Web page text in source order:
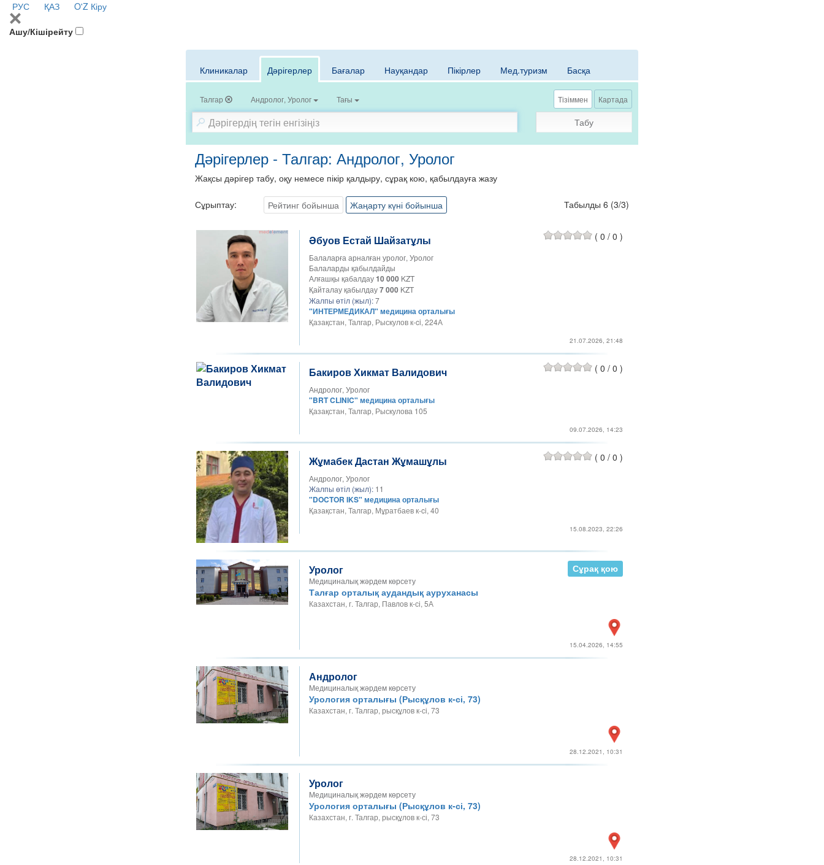
РУС ҚАЗ O'Z Кіру
Ашу/Кішірейту
Клиникалар Дәрігерлер Бағалар Науқандар Пікірлер Мед.туризм Басқа
Талгар Андролог, Уролог Тағы Тізіммен Картада
Табу
Дәрігерлер - Талгар: Андролог, Уролог
Жақсы дәрігер табу, оқу немесе пікір қалдыру, сұрақ кою, қабылдауға жазу
Сұрыптау: Рейтинг бойынша Жаңарту күні бойынша Табылды 6 (3/3)
Әбуов Естай Шайзатұлы
Балаларға арналған уролог, Уролог
Балаларды қабылдайды
Алғашқы қабалдау10 000KZT
Қайталау қабылдау7 000KZT
Жалпы өтіл (жыл):7
"ИНТЕРМЕДИКАЛ" медицина орталығы
Қазақстан, Талгар, Рыскулов к-ci, 224А
( 0 / 0 )
21.07.2026, 21:48
Бакиров Хикмат Валидович
Андролог, Уролог
"BRT CLINIC" медицина орталығы
Қазақстан, Талгар, Рыскулова 105
( 0 / 0 )
09.07.2026, 14:23
Жұмабек Дастан Жұмашұлы
Андролог, Уролог
Жалпы өтіл (жыл):11
"DOCTOR IKS" медицина орталығы
Қазақстан, Талгар, Мұратбаев к-ci, 40
( 0 / 0 )
15.08.2023, 22:26
Уролог
Медициналық жәрдем көрсету
Талғар орталық аудандық ауруханасы
Казахстан, г. Талгар, Павлов к-сі, 5А
Сұрақ қою
15.04.2026, 14:55
Андролог
Медициналық жәрдем көрсету
Урология орталығы (Рысқұлов к-сі, 73)
Казахстан, г. Талгар, рысқұлов к-сі, 73
28.12.2021, 10:31
Уролог
Медициналық жәрдем көрсету
Урология орталығы (Рысқұлов к-сі, 73)
Казахстан, г. Талгар, рысқұлов к-сі, 73
28.12.2021, 10:31